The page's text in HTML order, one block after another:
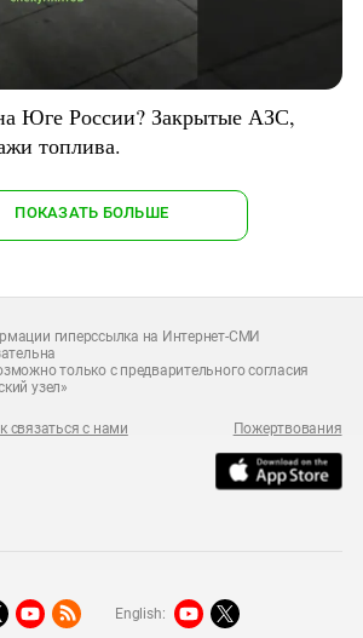
Юге России? Закрытые АЗС,
топлива.
ПОКАЗАТЬ БОЛЬШЕ
гиперссылка на Интернет-СМИ
только с предварительного согласия
узел»
связаться с нами Пожертвования
English: